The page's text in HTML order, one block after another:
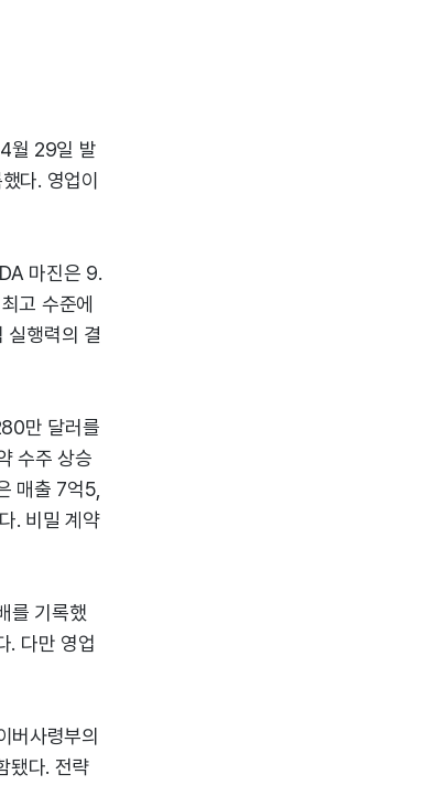
월 29일 발
다. 영업이
마진은 9.
고 수준에
실행력의 결
만 달러를
수주 상승
매출 7억5,
. 비밀 계약
를 기록했
. 다만 영업
사령부의
됐다. 전략